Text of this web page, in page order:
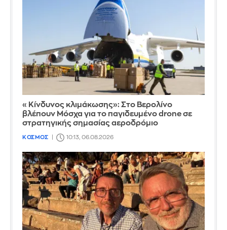
«Κίνδυνος κλιμάκωσης»: Στο Βερολίνο
βλέπουν Μόσχα για το παγιδευμένο drone σε
στρατηγικής σημασίας αεροδρόμιο
ΚΟΣΜΟΣ 10:13, 06.08.2026